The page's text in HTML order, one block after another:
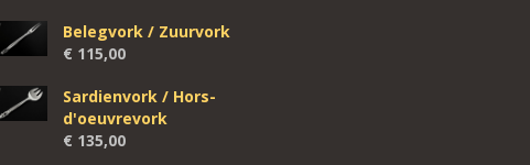
Belegvork / Zuurvork
€ 115,00
Sardienvork / Hors-
d'oeuvrevork
€ 135,00